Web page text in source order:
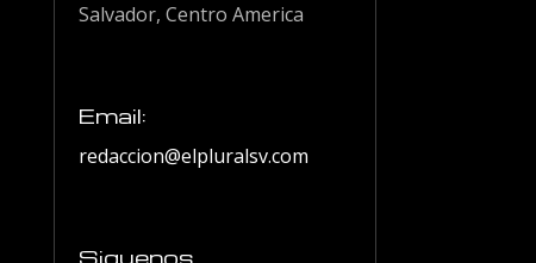
Salvador, Centro America
Email:
redaccion@elpluralsv.com
Siguenos